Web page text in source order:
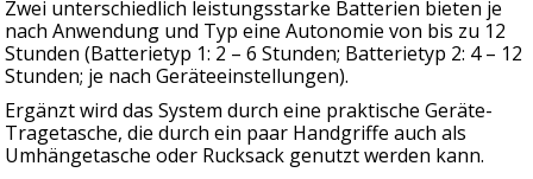
Zwei unterschiedlich leistungsstarke Batterien bieten je
nach Anwendung und Typ eine Autonomie von bis zu 12
Stunden (Batterietyp 1: 2 – 6 Stunden; Batterietyp 2: 4 – 12
Stunden; je nach Geräteeinstellungen).
Ergänzt wird das System durch eine praktische Geräte-
Tragetasche, die durch ein paar Handgriffe auch als
Umhängetasche oder Rucksack genutzt werden kann.